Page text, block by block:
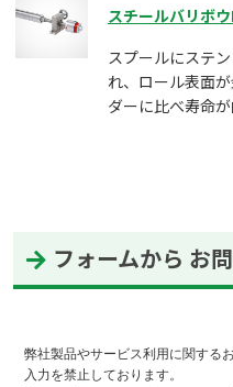
スチールバリボウ
スプールにステ
れ、ロール表面
ダーに比べ寿命が
フォームから お
弊社製品やサービス利用に関する
入力を禁止しております。